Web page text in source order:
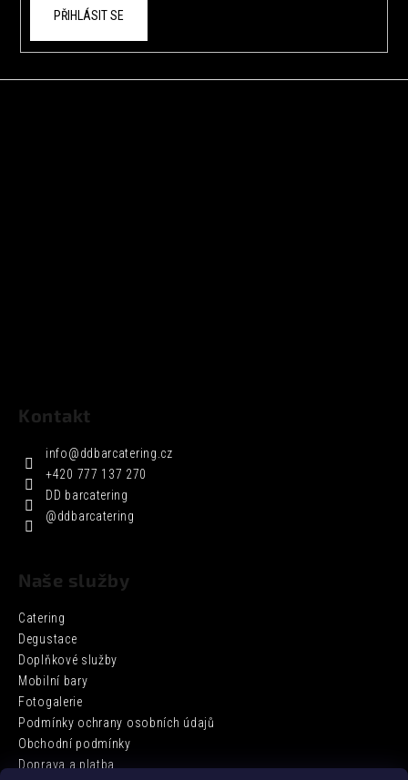
PŘIHLÁSIT SE
Kontakt
info@ddbarcatering.cz
+420 777 137 270
DD barcatering
@ddbarcatering
Naše služby
Catering
Degustace
Doplňkové služby
Mobilní bary
Fotogalerie
Podmínky ochrany osobních údajů
Obchodní podmínky
Doprava a platba